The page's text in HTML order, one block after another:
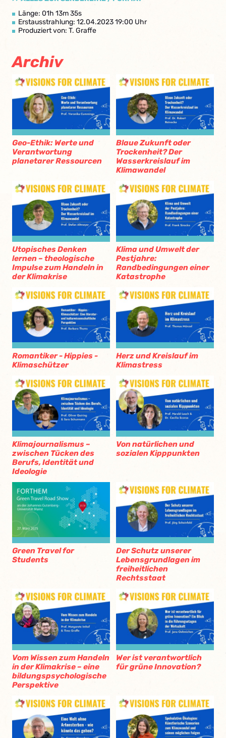
Länge: 01h 13m 35s
Erstausstrahlung: 12.04.2023 19:00 Uhr
Produziert von: T. Graffe
Archiv
Geo-Ethik: Werte und
Verantwortung
planetarer Ressourcen
Blaue Zukunft oder
Trockenheit? Der
Wasserkreislauf im
Klimawandel
Utopisches Denken
lernen – theologische
Impulse zum Handeln in
der Klimakrise
Klima und Umwelt der
Pestjahre:
Randbedingungen einer
Katastrophe
Romantiker - Hippies -
Klimaschützer
Herz und Kreislauf im
Klimastress
Klimajournalismus –
zwischen Tücken des
Berufs, Identität und
Ideologie
Von natürlichen und
sozialen Kipppunkten
Green Travel for
Students
Der Schutz unserer
Lebensgrundlagen im
freiheitlichen
Rechtsstaat
Vom Wissen zum Handeln
in der Klimakrise – eine
bildungspsychologische
Perspektive
Wer ist verantwortlich
für grüne Innovation?